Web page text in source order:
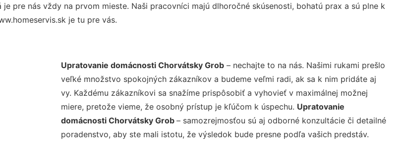
pre nás vždy na prvom mieste. Naši pracovníci majú dlhoročné skúsenosti, bohatú prax a sú plne k
je tu pre vás.
Upratovanie domácnosti Chorvátsky Grob– nechajte to na nás. Našimi rukami prešlo
veľké množstvo spokojných zákazníkov a budeme veľmi radi, ak sa k nim pridáte aj
vy. Každému zákazníkovi sa snažíme prispôsobiť a vyhovieť v maximálnej možnej
miere, pretože vieme, že osobný prístup je kľúčom k úspechu. Upratovanie
domácnosti Chorvátsky Grob – samozrejmosťou sú aj odborné konzultácie či detailné
poradenstvo, aby ste mali istotu, že výsledok bude presne podľa vašich predstáv.